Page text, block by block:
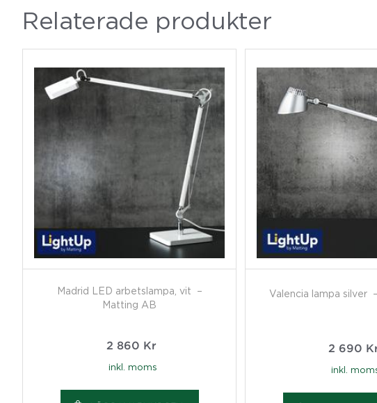
Relaterade produkter
Madrid LED arbetslampa, vit –
Matting AB
2 860 Kr
inkl. moms
Valencia lampa silver
2 690
inkl.